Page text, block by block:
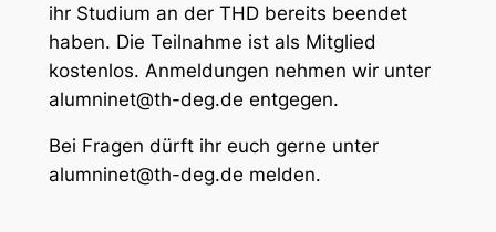
ihr Studium an der THD bereits beendet
haben. Die Teilnahme ist als Mitglied
kostenlos. Anmeldungen nehmen wir unter
alumninet@th-deg.de entgegen.
Bei Fragen dürft ihr euch gerne unter
alumninet@th-deg.de melden.